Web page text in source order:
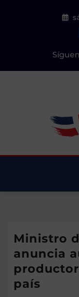
Ministro
anuncia
país